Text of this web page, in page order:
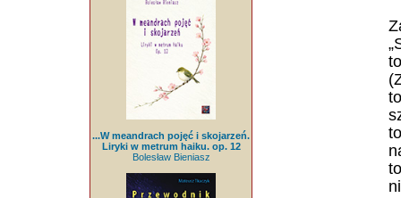
...W meandrach pojęć i skojarzeń.
Liryki w metrum haiku. op. 12
Bolesław Bieniasz